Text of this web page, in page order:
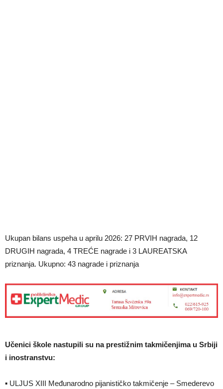
Ukupan bilans uspeha u aprilu 2026: 27 PRVIH nagrada, 12
DRUGIH nagrada, 4 TREĆE nagrade i 3 LAUREATSKA
priznanja. Ukupno: 43 nagrade i priznanja
Učenici škole nastupili su na prestižnim takmičenjima u Srbiji
i inostranstvu:
▪ ULJUS XIII Međunarodno pijanističko takmičenje – Smederevo